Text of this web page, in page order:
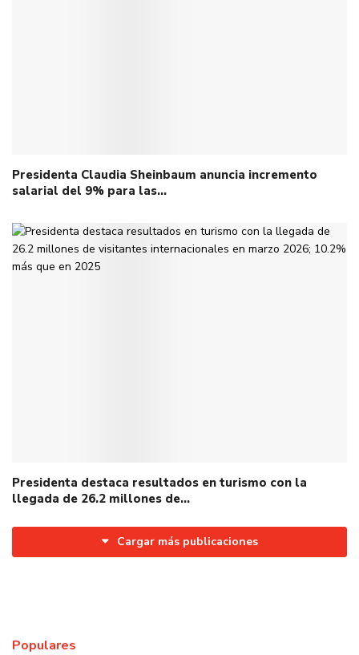
Presidenta Claudia Sheinbaum anuncia incremento
salarial del 9% para las…
Presidenta destaca resultados en turismo con la
llegada de 26.2 millones de…
Cargar más publicaciones
Populares